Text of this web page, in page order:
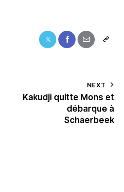
NEXT
Kakudji quitte Mons et
débarque à
Schaerbeek